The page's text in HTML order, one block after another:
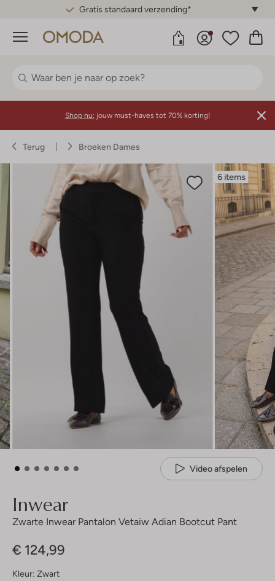
Gratis standaard verzending*
Menu
Shop nu: jouw must-haves tot 70% korting!
Terug Broeken Dames
6 items
Video afspelen
Inwear
Zwarte Inwear Pantalon Vetaiw Adian Bootcut Pant
€ 124,99
Kleur: Zwart